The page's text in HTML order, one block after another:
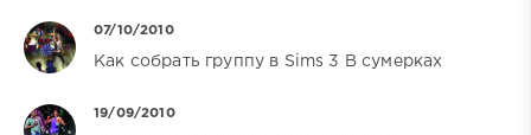
07/10/2010
Как собрать группу в Sims 3 В сумерках
19/09/2010